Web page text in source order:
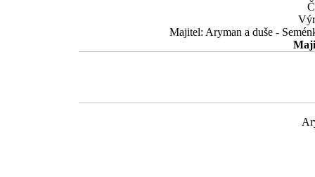
Majitel: Aryman a duše -